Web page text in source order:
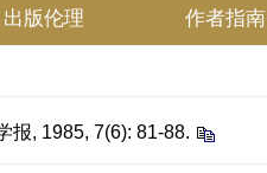
出版伦理 作者指南
报, 1985, 7(6): 81-88.